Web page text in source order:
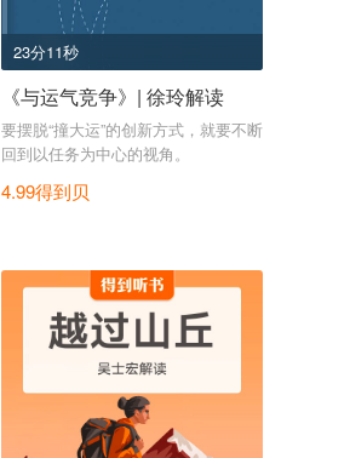
23分11秒
《与运气竞争》| 徐玲解读
要摆脱“撞大运”的创新方式，就要不断
回到以任务为中心的视角。
4.99得到贝